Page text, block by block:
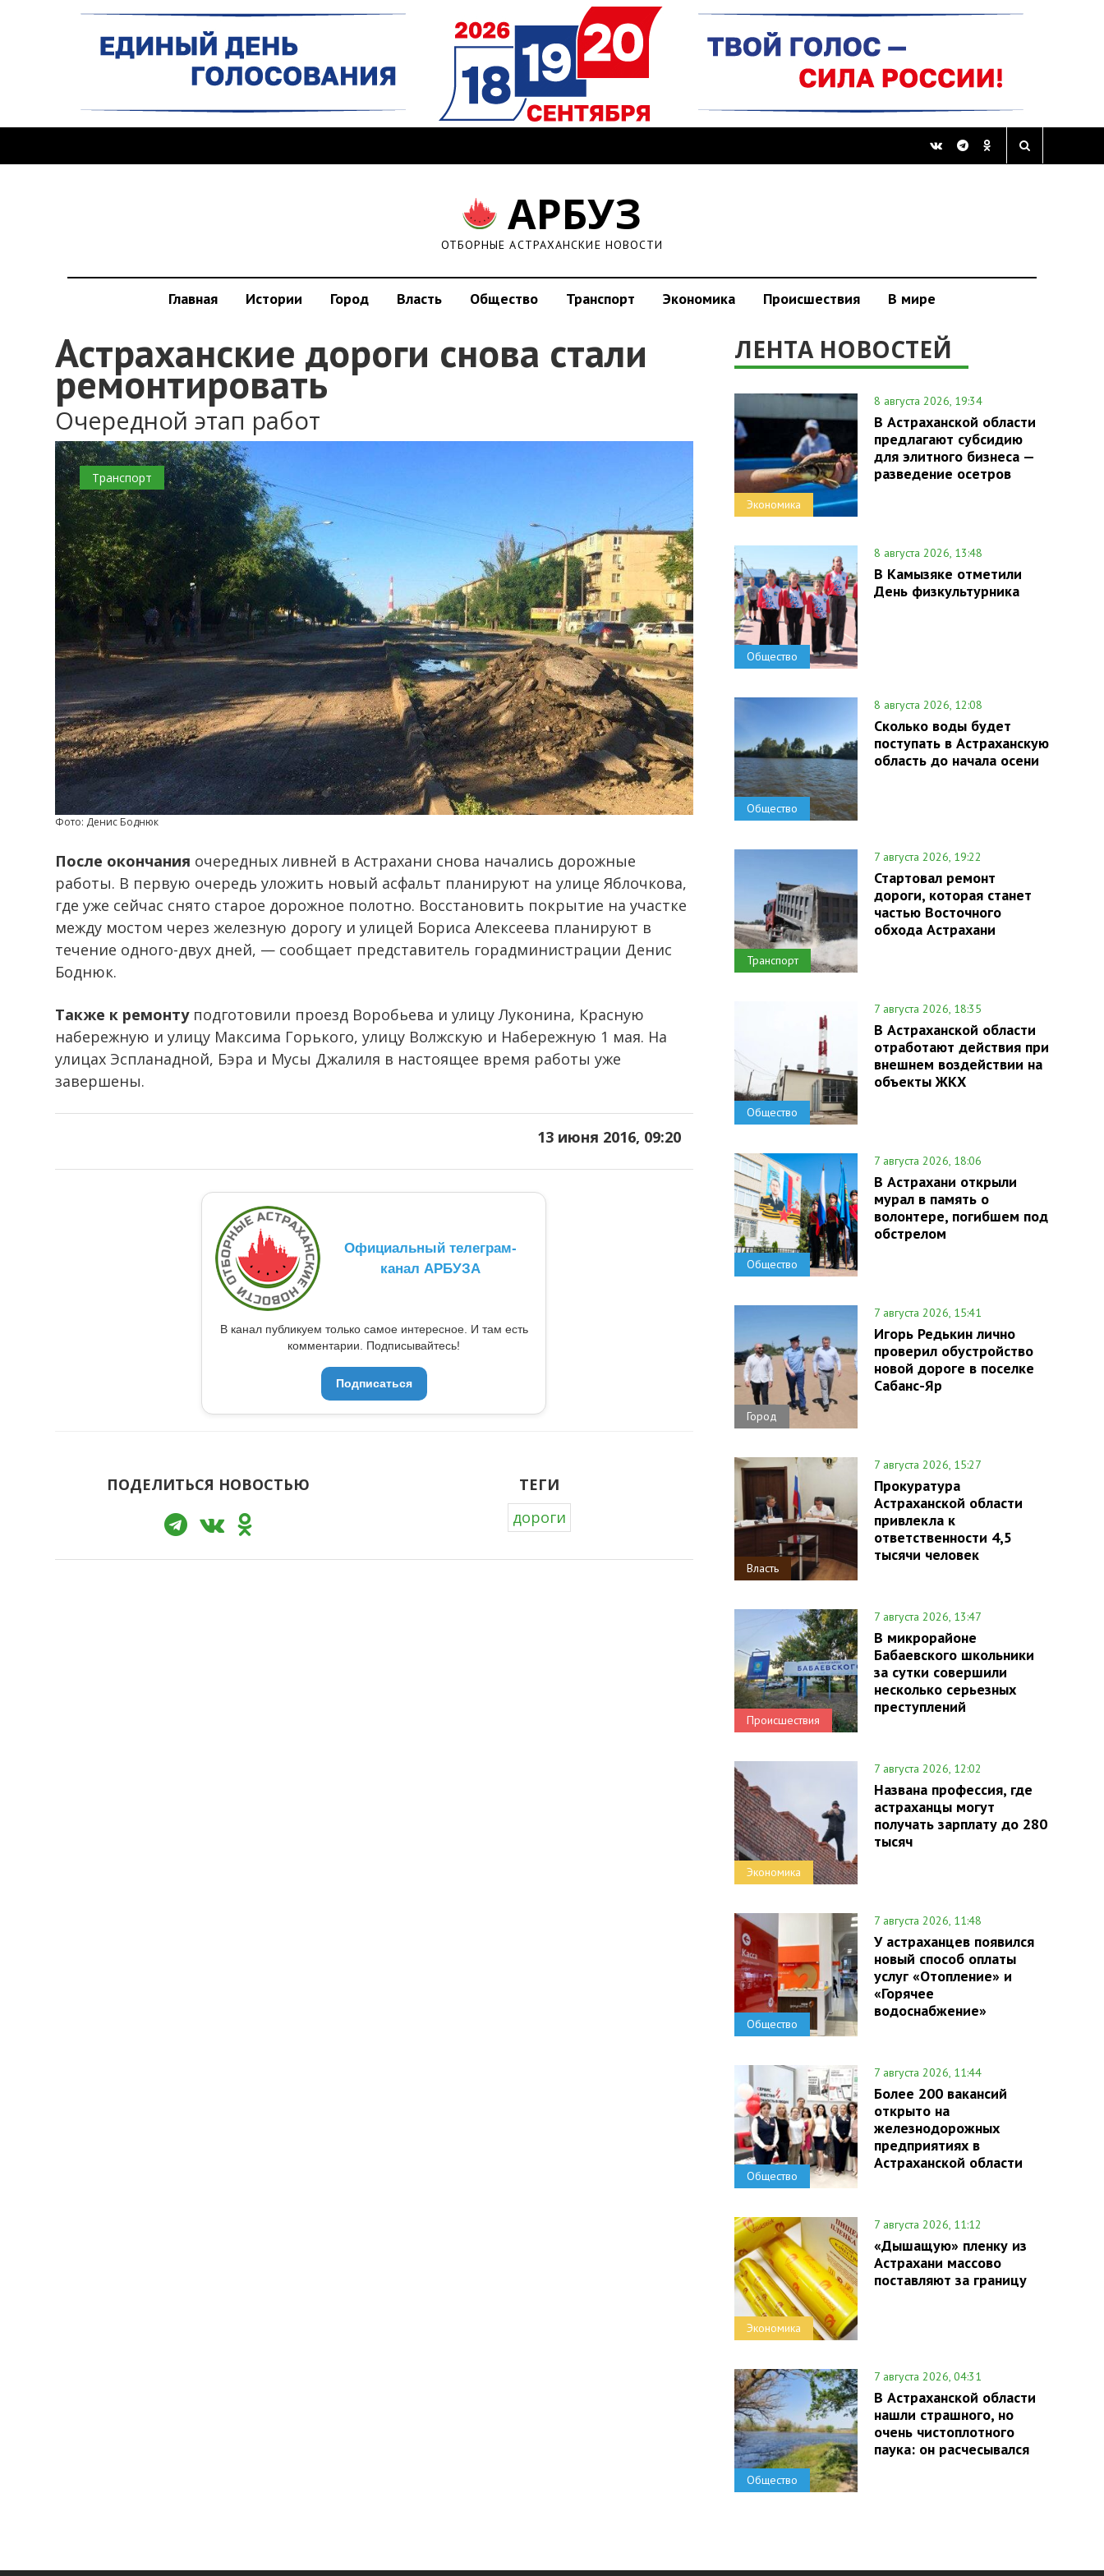
АРБУЗ
ОТБОРНЫЕ АСТРАХАНСКИЕ НОВОСТИ
Главная Истории Город Власть Общество Транспорт Экономика Происшествия В мире
Астраханские дороги снова стали
ремонтировать
Очередной этап работ
0
Транспорт
Фото: Денис Боднюк
После окончания очередных ливней в Астрахани снова начались дорожные
работы. В первую очередь уложить новый асфальт планируют на улице Яблочкова,
где уже сейчас снято старое дорожное полотно. Восстановить покрытие на участке
между мостом через железную дорогу и улицей Бориса Алексеева планируют в
течение одного-двух дней, — сообщает представитель горадминистрации Денис
Боднюк.
Также к ремонтуподготовили проезд Воробьева и улицу Луконина, Красную
набережную и улицу Максима Горького, улицу Волжскую и Набережную 1 мая. На
улицах Эспланадной, Бэра и Мусы Джалиля в настоящее время работы уже
завершены.
13 июня 2016, 09:20
Официальный телеграм-
канал АРБУЗА
В канал публикуем только самое интересное. И там есть
комментарии. Подписывайтесь!
Подписаться
ПОДЕЛИТЬСЯ НОВОСТЬЮ
ТЕГИ
дороги
ЛЕНТА НОВОСТЕЙ
Экономика
8 августа 2026, 19:34
В Астраханской области
предлагают субсидию
для элитного бизнеса —
разведение осетров
Общество
8 августа 2026, 13:48
В Камызяке отметили
День физкультурника
Общество
8 августа 2026, 12:08
Сколько воды будет
поступать в Астраханскую
область до начала осени
Транспорт
7 августа 2026, 19:22
Стартовал ремонт
дороги, которая станет
частью Восточного
обхода Астрахани
Общество
7 августа 2026, 18:35
В Астраханской области
отработают действия при
внешнем воздействии на
объекты ЖКХ
Общество
7 августа 2026, 18:06
В Астрахани открыли
мурал в память о
волонтере, погибшем под
обстрелом
Город
7 августа 2026, 15:41
Игорь Редькин лично
проверил обустройство
новой дороге в поселке
Сабанс-Яр
Власть
7 августа 2026, 15:27
Прокуратура
Астраханской области
привлекла к
ответственности 4,5
тысячи человек
Происшествия
7 августа 2026, 13:47
В микрорайоне
Бабаевского школьники
за сутки совершили
несколько серьезных
преступлений
Экономика
7 августа 2026, 12:02
Названа профессия, где
астраханцы могут
получать зарплату до 280
тысяч
Общество
7 августа 2026, 11:48
У астраханцев появился
новый способ оплаты
услуг «Отопление» и
«Горячее
водоснабжение»
Общество
7 августа 2026, 11:44
Более 200 вакансий
открыто на
железнодорожных
предприятиях в
Астраханской области
Экономика
7 августа 2026, 11:12
«Дышащую» пленку из
Астрахани массово
поставляют за границу
Общество
7 августа 2026, 04:31
В Астраханской области
нашли страшного, но
очень чистоплотного
паука: он расчесывался